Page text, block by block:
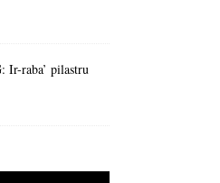
Ir-raba’ pilastru